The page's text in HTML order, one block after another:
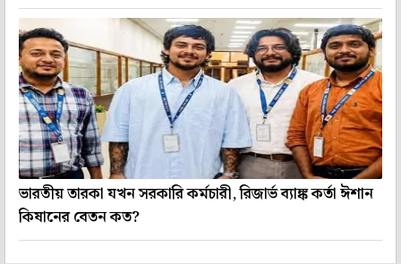
ভারতীয় তারকা যখন সরকারি কর্মচারী, রিজার্ভ ব্যাঙ্ক কর্তা ঈশান
কিষানের বেতন কত?